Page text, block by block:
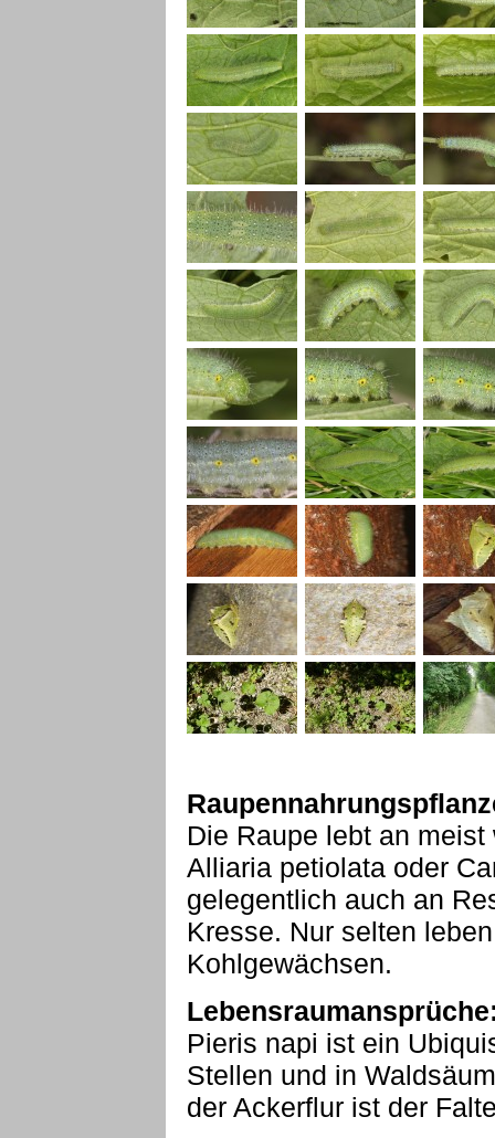
Die Raupe lebt an
Alliaria petiolata oder
gelegentlich auch an
Kresse. Nur selten
Kohlgewächsen.
Pieris napi ist ein
Stellen und in
der Ackerflur ist der